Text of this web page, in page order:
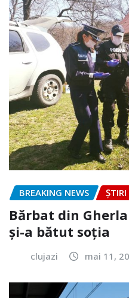
BREAKING NEWS ȘTIRI
Bărbat din Gherla
și-a bătut soția
clujazi mai 11,